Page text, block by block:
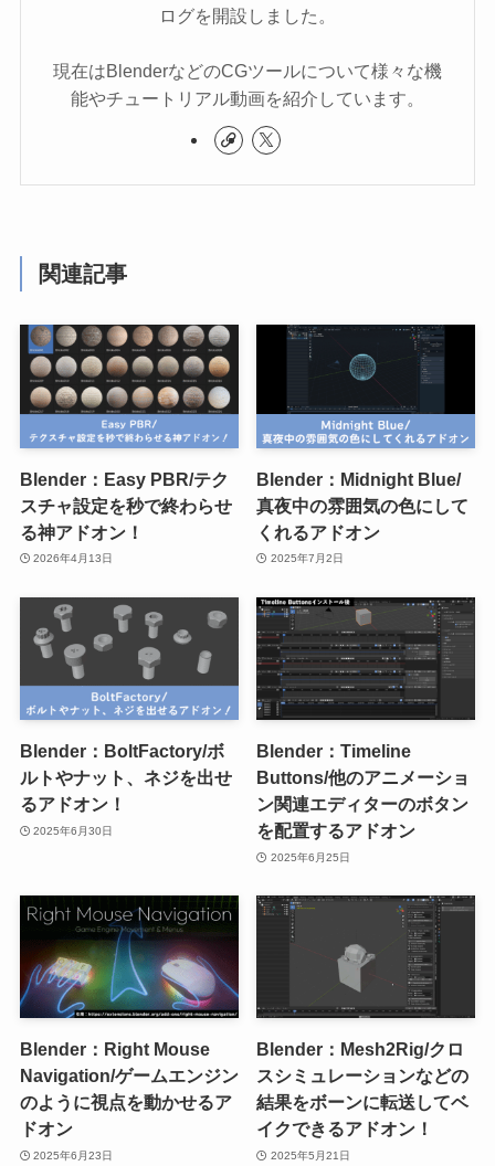
ログを開設しました。
現在はBlenderなどのCGツールについて様々な機
能やチュートリアル動画を紹介しています。
関連記事
Blender：Easy PBR/テク
スチャ設定を秒で終わらせ
る神アドオン！
2026年4月13日
Blender：Midnight Blue/
真夜中の雰囲気の色にして
くれるアドオン
2025年7月2日
Blender：BoltFactory/ボ
ルトやナット、ネジを出せ
るアドオン！
2025年6月30日
Blender：Timeline
Buttons/他のアニメーショ
ン関連エディターのボタン
を配置するアドオン
2025年6月25日
Blender：Right Mouse
Navigation/ゲームエンジン
のように視点を動かせるア
ドオン
2025年6月23日
Blender：Mesh2Rig/クロ
スシミュレーションなどの
結果をボーンに転送してベ
イクできるアドオン！
2025年5月21日